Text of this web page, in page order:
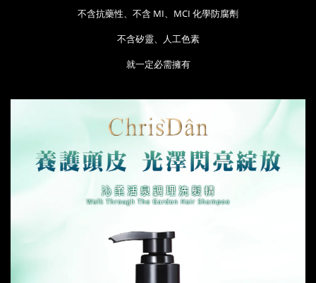
不含抗藥性、不含 MI、MCI 化學防腐劑
不含矽靈、人工色素
就一定必需擁有